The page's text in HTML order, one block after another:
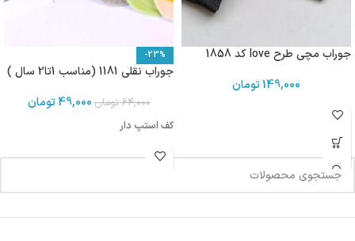
جوراب مچی طرح love کد 1858
149,000تومان
-23%
جوراب نقلی 1181 (مناسب 1تا2 سال )
64,000 تومان49,000تومان
کف استپ دار